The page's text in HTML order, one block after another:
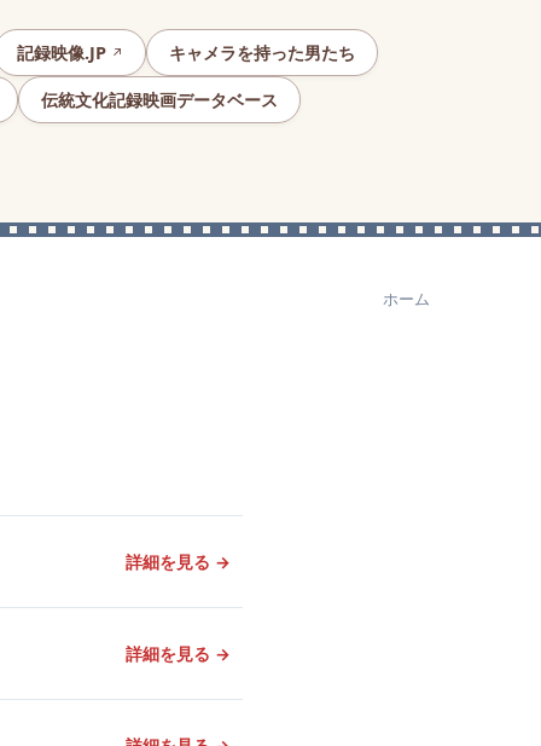
記録映像.JP キャメラを持った男たち
伝統文化記録映画データベース
ホーム
詳細を見る →
詳細を見る →